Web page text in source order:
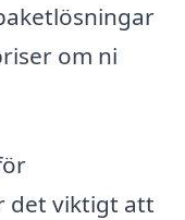
om ni
det viktigt att